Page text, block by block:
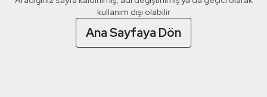
kullanım dışı olabilir
Ana Sayfaya Dön